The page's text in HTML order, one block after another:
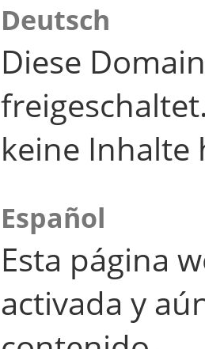
Deutsch
Diese
keine Inhalte
Español
Esta página
activada y